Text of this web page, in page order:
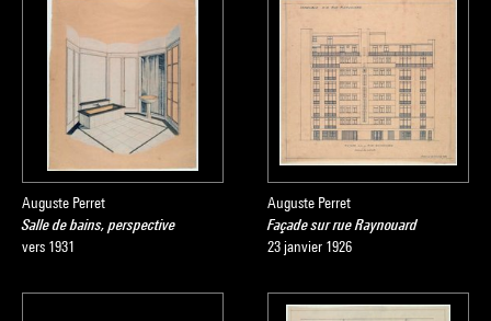
Auguste Perret
Salle de bains, perspective
vers 1931
Auguste Perret
Façade sur rue Raynouard
23 janvier 1926